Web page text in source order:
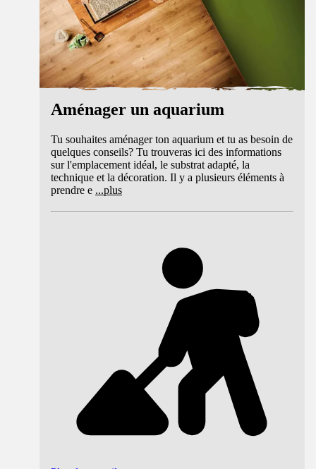
Aménager un aquarium
Tu souhaites aménager ton aquarium et tu as besoin de
quelques conseils? Tu trouveras ici des informations
sur l'emplacement idéal, le substrat adapté, la
technique et la décoration. Il y a plusieurs éléments à
prendre e ...plus